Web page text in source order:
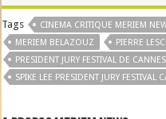
Tags CINEMA CRITIQUE MERIEM
MERIEM BELAZOUZ
PIERRE
PRESIDENT JURY FESTIVAL DE CANNES
SPIKE LEE PRESIDENT JURY FESTIVAL